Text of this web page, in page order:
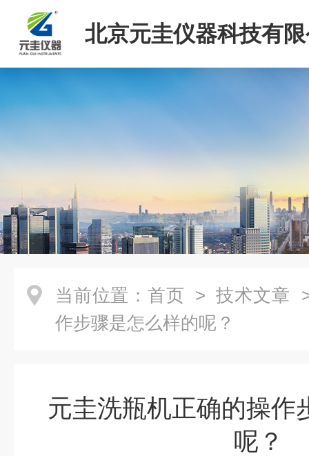
北京元圭仪器科技有
当前位置： 首页 > 技术文章
作步骤是怎么样的呢？
元圭洗瓶机正确的操作
呢？